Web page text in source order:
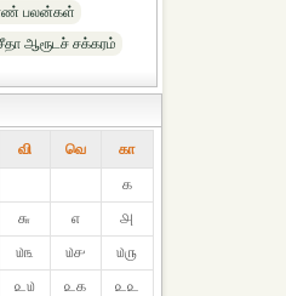
பலன்கள்
ஆரூடச் சக்கரம்
வி வெ கா
௧
௬ ௭
௮
௰௩ ௰௪
௰௫
௨௰ ௨௧
௨௨